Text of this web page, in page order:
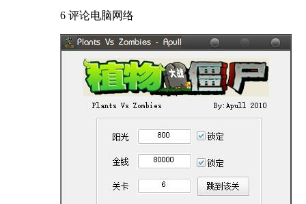
6 评论电脑网络